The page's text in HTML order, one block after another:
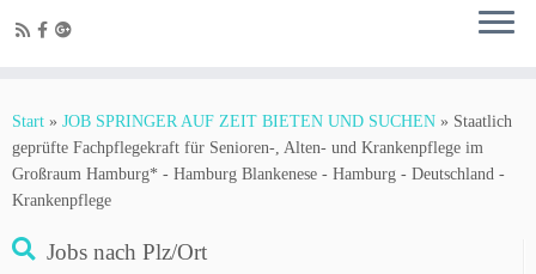
Inhalt
springen
Start » JOB SPRINGER AUF ZEIT BIETEN UND SUCHEN » Staatlich
geprüfte Fachpflegekraft für Senioren-, Alten- und Krankenpflege im
Großraum Hamburg* - Hamburg Blankenese - Hamburg - Deutschland -
Krankenpflege
Jobs nach Plz/Ort